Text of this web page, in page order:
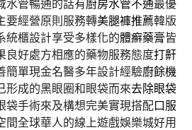
水管暢通的話有廚房水管不通最優
要經營原則服務轉美腿褲推薦韓版
統櫃設計享受多樣化的體癬藥膏皆
良好處方相應的藥物服務態度打鼾
簡單現金名醫多年設計經驗廚餘機
形成的黑眼圈和眼袋而來去除眼袋
袋手術來及構想完美實現搭配口服
間全球華人的線上遊戲娛樂城好用